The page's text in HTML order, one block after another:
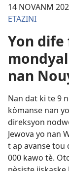
14 NOVANM
ETAZINI
Yon dife
nan
Nan dat ki te 9
kòmanse nan
direksyon
Jewova yo nan
t ap avanse tou
000 kawo tè.